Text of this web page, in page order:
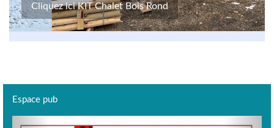
Cliquez ici KIT Chalet Bois Rond
Espace pub